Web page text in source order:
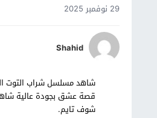
29 نوفمبر 2025
Shahid
شوف تايم.